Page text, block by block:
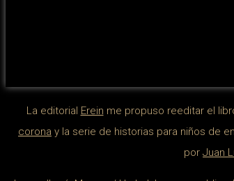
La editorial Erein me propuso reeditar el
corona y la serie de historias para niños de
por Juan